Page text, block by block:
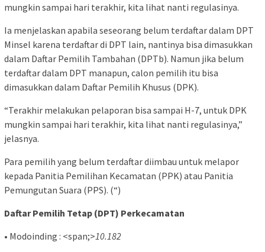
mungkin sampai hari terakhir, kita lihat nanti regulasinya.
Ia menjelaskan apabila seseorang belum terdaftar dalam DPT
Minsel karena terdaftar di DPT lain, nantinya bisa dimasukkan
dalam Daftar Pemilih Tambahan (DPTb). Namun jika belum
terdaftar dalam DPT manapun, calon pemilih itu bisa
dimasukkan dalam Daftar Pemilih Khusus (DPK).
“Terakhir melakukan pelaporan bisa sampai H-7, untuk DPK
mungkin sampai hari terakhir, kita lihat nanti regulasinya,”
jelasnya.
Para pemilih yang belum terdaftar diimbau untuk melapor
kepada Panitia Pemilihan Kecamatan (PPK) atau Panitia
Pemungutan Suara (PPS). (“)
Daftar Pemilih Tetap (DPT) Perkecamatan
• Modoinding : <span;>10.182